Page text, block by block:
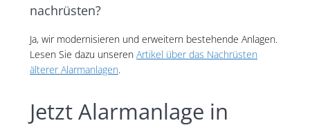
nachrüsten?
Ja, wir modernisieren und erweitern bestehende Anlagen.
Lesen Sie dazu unseren Artikel über das Nachrüsten
älterer Alarmanlagen.
Jetzt Alarmanlage in